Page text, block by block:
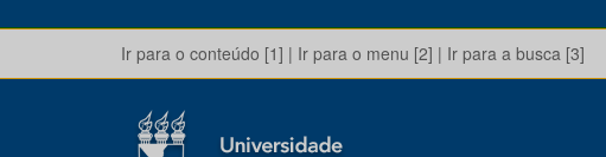
Ir para o conteúdo [1] | Ir para o menu [2] | Ir para a busca [3]